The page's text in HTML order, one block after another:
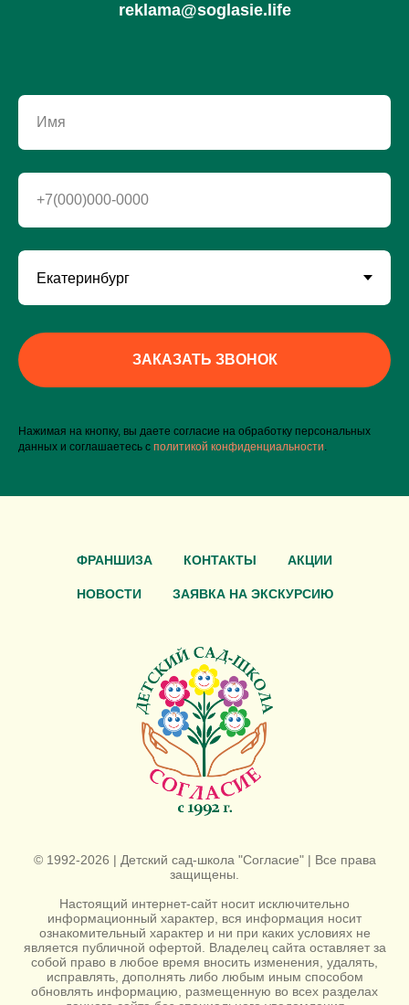
reklama@soglasie.life
Имя
+7(000)000-0000
ЗАКАЗАТЬ ЗВОНОК
Нажимая на кнопку, вы даете согласие на обработку персональных
данных и соглашаетесь c политикой конфиденциальности
ФРАНШИЗА КОНТАКТЫ АКЦИИ
НОВОСТИ ЗАЯВКА НА ЭКСКУРСИЮ
© 1992-2026 | Детский сад-школа "Согласие" | Все права
защищены.
Настоящий интернет-сайт носит исключительно
информационный характер, вся информация носит
ознакомительный характер и ни при каких условиях не
является публичной офертой. Владелец сайта оставляет за
собой право в любое время вносить изменения, удалять,
исправлять, дополнять либо любым иным способом
обновлять информацию, размещенную во всех разделах